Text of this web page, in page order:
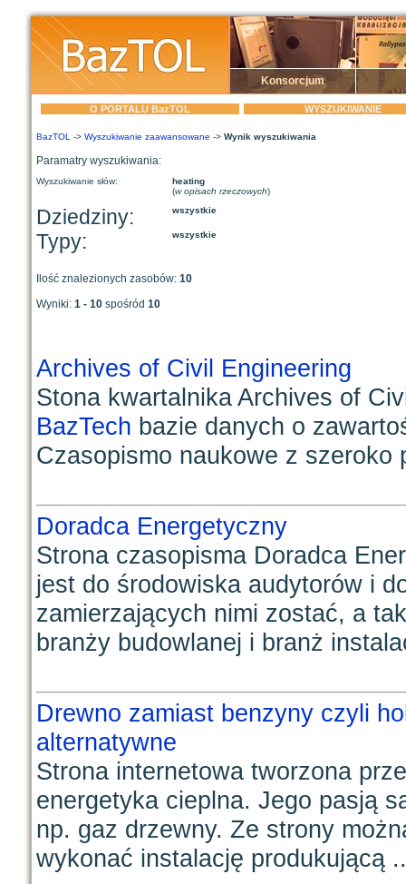
Konsorcjum
O PORTALU BazTOL WYSZUKIWANIE
BazTOL -> Wyszukiwanie zaawansowane -> Wynik wyszukiwania
Paramatry wyszukiwania:
Wyszukiwanie słów:
heating
(w opisach rzeczowych)
Dziedziny: wszystkie
Typy: wszystkie
Ilość znalezionych zasobów: 10
Wyniki: 1 - 10 spośród 10
Archives of Civil Engineering
Stona kwartalnika Archives of
BazTech bazie danych o
Czasopismo naukowe z szeroko
Doradca Energetyczny
Strona czasopisma Doradca
jest do środowiska audytorów i
zamierzających nimi zostać, a
branży budowlanej i branż
Drewno zamiast benzyny czyli
alternatywne
Strona internetowa tworzona
energetyka cieplna. Jego pasją
np. gaz drzewny. Ze strony
wykonać instalację produkującą